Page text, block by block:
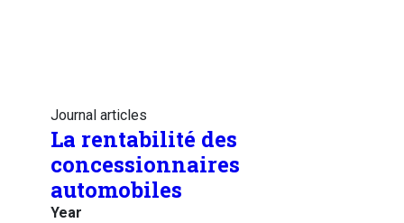
Journal articles
La rentabilité des
concessionnaires
automobiles
Year